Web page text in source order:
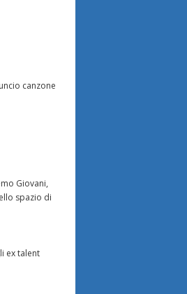
canzone
Giovani,
spazio di
ex talent